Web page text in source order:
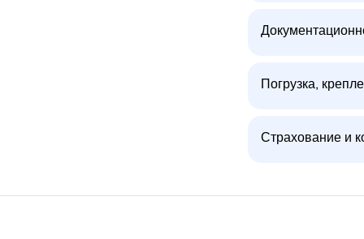
Погрузка,
Страхование и